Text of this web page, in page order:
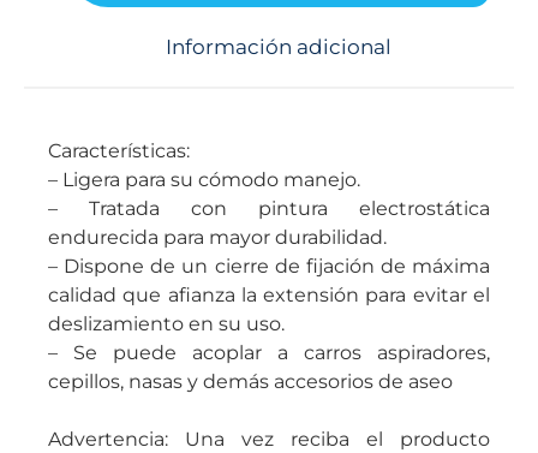
Información adicional
Características:
– Ligera para su cómodo manejo.
– Tratada con pintura electrostática
endurecida para mayor durabilidad.
– Dispone de un cierre de fijación de máxima
calidad que afianza la extensión para evitar el
deslizamiento en su uso.
– Se puede acoplar a carros aspiradores,
cepillos, nasas y demás accesorios de aseo
Advertencia: Una vez reciba el producto